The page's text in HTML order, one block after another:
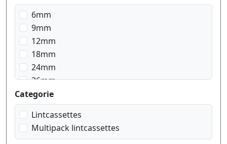
zwart op geel
zwart op groen
zwart op rood
zwart op signal geel
zwart op signal oranje
zwart op transparant
zwart op wit
zwart op zilver mat
6mm
9mm
12mm
18mm
24mm
36mm
Categorie
Lintcassettes
Multipack lintcassettes